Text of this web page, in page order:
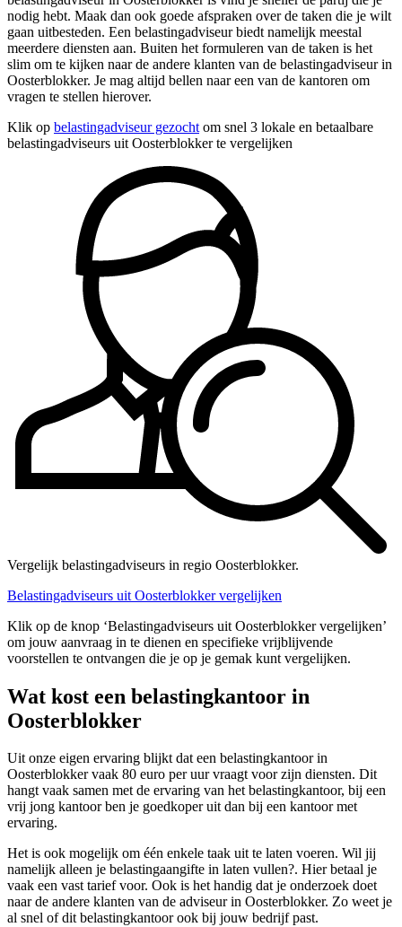
nodig hebt. Maak dan ook goede afspraken over de taken die je wilt
gaan uitbesteden. Een belastingadviseur biedt namelijk meestal
meerdere diensten aan. Buiten het formuleren van de taken is het
slim om te kijken naar de andere klanten van de belastingadviseur in
Oosterblokker. Je mag altijd bellen naar een van de kantoren om
vragen te stellen hierover.
Klik op belastingadviseur gezocht om snel 3 lokale en betaalbare
belastingadviseurs uit Oosterblokker te vergelijken
Vergelijk belastingadviseurs in regio Oosterblokker.
Belastingadviseurs uit Oosterblokker vergelijken
Klik op de knop ‘Belastingadviseurs uit Oosterblokker vergelijken’
om jouw aanvraag in te dienen en specifieke vrijblijvende
voorstellen te ontvangen die je op je gemak kunt vergelijken.
Wat kost een belastingkantoor in
Oosterblokker
Uit onze eigen ervaring blijkt dat een belastingkantoor in
Oosterblokker vaak 80 euro per uur vraagt voor zijn diensten. Dit
hangt vaak samen met de ervaring van het belastingkantoor, bij een
vrij jong kantoor ben je goedkoper uit dan bij een kantoor met
ervaring.
Het is ook mogelijk om één enkele taak uit te laten voeren. Wil jij
namelijk alleen je belastingaangifte in laten vullen?. Hier betaal je
vaak een vast tarief voor. Ook is het handig dat je onderzoek doet
naar de andere klanten van de adviseur in Oosterblokker. Zo weet je
al snel of dit belastingkantoor ook bij jouw bedrijf past.